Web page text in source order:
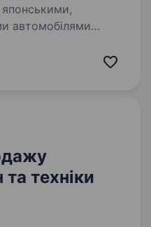
автомобілями
офіційне
техніки